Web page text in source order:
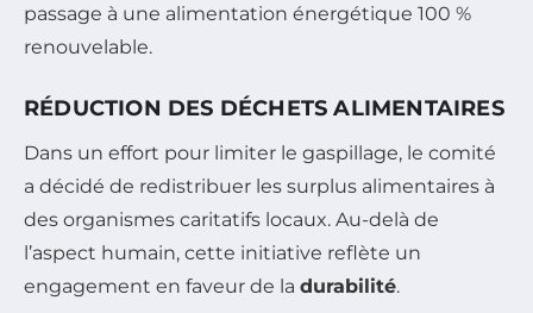
passage à une alimentation énergétique 100 %
renouvelable.
RÉDUCTION DES DÉCHETS ALIMENTAIRES
Dans un effort pour limiter le gaspillage, le comité
a décidé de redistribuer les surplus alimentaires à
des organismes caritatifs locaux. Au-delà de
l’aspect humain, cette initiative reflète un
engagement en faveur de la durabilité.